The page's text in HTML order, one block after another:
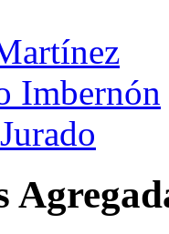
Imbernón